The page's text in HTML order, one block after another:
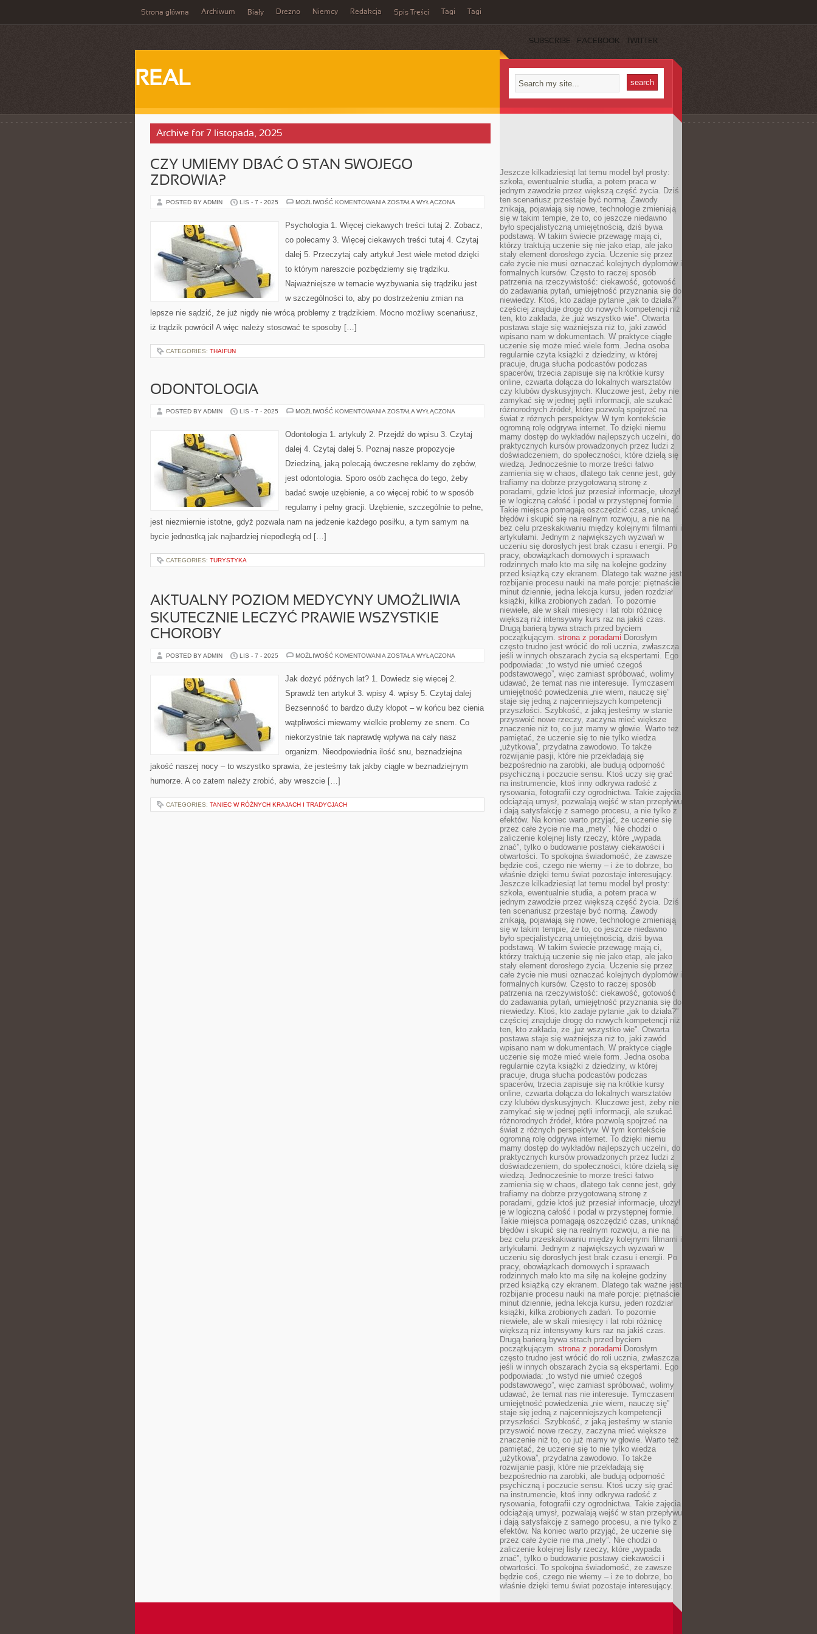
Strona główna Archiwum Biały Drezno Niemcy Redakcja Spis Treści Tagi Tagi
SUBSCRIBE FACEBOOK TWITTER
REAL
Archive for 7 listopada, 2025
CZY UMIEMY DBAĆ O STAN SWOJEGO
ZDROWIA?
POSTED BY ADMIN LIS - 7 - 2025 MOŻLIWOŚĆ KOMENTOWANIA CZY
STAN
ZDROWIA?
ZOSTAŁA WYŁĄCZONA
Psychologia 1. Więcej ciekawych treści tutaj 2. Zobacz,
co polecamy 3. Więcej ciekawych treści tutaj 4. Czytaj
dalej 5. Przeczytaj cały artykuł Jest wiele metod dzięki
to którym nareszcie pozbędziemy się trądziku.
Najważniejsze w temacie wyzbywania się trądziku jest
w szczególności to, aby po dostrzeżeniu zmian na
lepsze nie sądzić, że już nigdy nie wrócą problemy z trądzikiem. Mocno możliwy scenariusz,
iż trądzik powróci! A więc należy stosować te sposoby […]
CATEGORIES: THAIFUN
ODONTOLOGIA
POSTED BY ADMIN LIS - 7 - 2025 MOŻLIWOŚĆ KOMENTOWANIA ODONTOLOGIA
ZOSTAŁA WYŁĄCZONA
Odontologia 1. artykuly 2. Przejdź do wpisu 3. Czytaj
dalej 4. Czytaj dalej 5. Poznaj nasze propozycje
Dziedziną, jaką polecają ówczesne reklamy do zębów,
jest odontologia. Sporo osób zachęca do tego, żeby
badać swoje uzębienie, a co więcej robić to w sposób
regularny i pełny gracji. Uzębienie, szczególnie to pełne,
jest niezmiernie istotne, gdyż pozwala nam na jedzenie każdego posiłku, a tym samym na
bycie jednostką jak najbardziej niepodległą od […]
CATEGORIES: TURYSTYKA
AKTUALNY POZIOM MEDYCYNY UMOŻLIWIA
SKUTECZNIE LECZYĆ PRAWIE WSZYSTKIE
CHOROBY
POSTED BY ADMIN LIS - 7 - 2025 MOŻLIWOŚĆ KOMENTOWANIA AKTUALNY
UMOŻLIWIA
SKUTECZNIE
PRAWIE
CHOROBY
ZOSTAŁA WYŁĄCZONA
Jak dożyć późnych lat? 1. Dowiedz się więcej 2.
Sprawdź ten artykuł 3. wpisy 4. wpisy 5. Czytaj dalej
Bezsenność to bardzo duży kłopot – w końcu bez cienia
wątpliwości miewamy wielkie problemy ze snem. Co
niekorzystnie tak naprawdę wpływa na cały nasz
organizm. Nieodpowiednia ilość snu, beznadziejna
jakość naszej nocy – to wszystko sprawia, że jesteśmy tak jakby ciągle w beznadziejnym
humorze. A co zatem należy zrobić, aby wreszcie […]
CATEGORIES: TANIEC W RÓŻNYCH KRAJACH I TRADYCJACH
Jeszcze kilkadziesiąt lat temu model był prosty:
szkoła, ewentualnie studia, a potem praca w
jednym zawodzie przez większą część życia. Dziś
ten scenariusz przestaje być normą. Zawody
znikają, pojawiają się nowe, technologie zmieniają
się w takim tempie, że to, co jeszcze niedawno
było specjalistyczną umiejętnością, dziś bywa
podstawą. W takim świecie przewagę mają ci,
którzy traktują uczenie się nie jako etap, ale jako
stały element dorosłego życia. Uczenie się przez
całe życie nie musi oznaczać kolejnych dyplomów i
formalnych kursów. Często to raczej sposób
patrzenia na rzeczywistość: ciekawość, gotowość
do zadawania pytań, umiejętność przyznania się do
niewiedzy. Ktoś, kto zadaje pytanie „jak to działa?”
częściej znajduje drogę do nowych kompetencji niż
ten, kto zakłada, że „już wszystko wie”. Otwarta
postawa staje się ważniejsza niż to, jaki zawód
wpisano nam w dokumentach. W praktyce ciągłe
uczenie się może mieć wiele form. Jedna osoba
regularnie czyta książki z dziedziny, w której
pracuje, druga słucha podcastów podczas
spacerów, trzecia zapisuje się na krótkie kursy
online, czwarta dołącza do lokalnych warsztatów
czy klubów dyskusyjnych. Kluczowe jest, żeby nie
zamykać się w jednej pętli informacji, ale szukać
różnorodnych źródeł, które pozwolą spojrzeć na
świat z różnych perspektyw. W tym kontekście
ogromną rolę odgrywa internet. To dzięki niemu
mamy dostęp do wykładów najlepszych uczelni, do
praktycznych kursów prowadzonych przez ludzi z
doświadczeniem, do społeczności, które dzielą się
wiedzą. Jednocześnie to morze treści łatwo
zamienia się w chaos, dlatego tak cenne jest, gdy
trafiamy na dobrze przygotowaną stronę z
poradami, gdzie ktoś już przesiał informacje, ułożył
je w logiczną całość i podał w przystępnej formie.
Takie miejsca pomagają oszczędzić czas, uniknąć
błędów i skupić się na realnym rozwoju, a nie na
bez celu przeskakiwaniu między kolejnymi filmami i
artykułami. Jednym z największych wyzwań w
uczeniu się dorosłych jest brak czasu i energii. Po
pracy, obowiązkach domowych i sprawach
rodzinnych mało kto ma siłę na kolejne godziny
przed książką czy ekranem. Dlatego tak ważne jest
rozbijanie procesu nauki na małe porcje: piętnaście
minut dziennie, jedna lekcja kursu, jeden rozdział
książki, kilka zrobionych zadań. To pozornie
niewiele, ale w skali miesięcy i lat robi różnicę
większą niż intensywny kurs raz na jakiś czas.
Drugą barierą bywa strach przed byciem
początkującym. strona z poradami Dorosłym
często trudno jest wrócić do roli ucznia, zwłaszcza
jeśli w innych obszarach życia są ekspertami. Ego
podpowiada: „to wstyd nie umieć czegoś
podstawowego”, więc zamiast spróbować, wolimy
udawać, że temat nas nie interesuje. Tymczasem
umiejętność powiedzenia „nie wiem, nauczę się”
staje się jedną z najcenniejszych kompetencji
przyszłości. Szybkość, z jaką jesteśmy w stanie
przyswoić nowe rzeczy, zaczyna mieć większe
znaczenie niż to, co już mamy w głowie. Warto też
pamiętać, że uczenie się to nie tylko wiedza
„użytkowa”, przydatna zawodowo. To także
rozwijanie pasji, które nie przekładają się
bezpośrednio na zarobki, ale budują odporność
psychiczną i poczucie sensu. Ktoś uczy się grać
na instrumencie, ktoś inny odkrywa radość z
rysowania, fotografii czy ogrodnictwa. Takie zajęcia
odciążają umysł, pozwalają wejść w stan przepływu
i dają satysfakcję z samego procesu, a nie tylko z
efektów. Na koniec warto przyjąć, że uczenie się
przez całe życie nie ma „mety”. Nie chodzi o
zaliczenie kolejnej listy rzeczy, które „wypada
znać”, tylko o budowanie postawy ciekawości i
otwartości. To spokojna świadomość, że zawsze
będzie coś, czego nie wiemy – i że to dobrze, bo
właśnie dzięki temu świat pozostaje interesujący.
Jeszcze kilkadziesiąt lat temu model był prosty:
szkoła, ewentualnie studia, a potem praca w
jednym zawodzie przez większą część życia. Dziś
ten scenariusz przestaje być normą. Zawody
znikają, pojawiają się nowe, technologie zmieniają
się w takim tempie, że to, co jeszcze niedawno
było specjalistyczną umiejętnością, dziś bywa
podstawą. W takim świecie przewagę mają ci,
którzy traktują uczenie się nie jako etap, ale jako
stały element dorosłego życia. Uczenie się przez
całe życie nie musi oznaczać kolejnych dyplomów i
formalnych kursów. Często to raczej sposób
patrzenia na rzeczywistość: ciekawość, gotowość
do zadawania pytań, umiejętność przyznania się do
niewiedzy. Ktoś, kto zadaje pytanie „jak to działa?”
częściej znajduje drogę do nowych kompetencji niż
ten, kto zakłada, że „już wszystko wie”. Otwarta
postawa staje się ważniejsza niż to, jaki zawód
wpisano nam w dokumentach. W praktyce ciągłe
uczenie się może mieć wiele form. Jedna osoba
regularnie czyta książki z dziedziny, w której
pracuje, druga słucha podcastów podczas
spacerów, trzecia zapisuje się na krótkie kursy
online, czwarta dołącza do lokalnych warsztatów
czy klubów dyskusyjnych. Kluczowe jest, żeby nie
zamykać się w jednej pętli informacji, ale szukać
różnorodnych źródeł, które pozwolą spojrzeć na
świat z różnych perspektyw. W tym kontekście
ogromną rolę odgrywa internet. To dzięki niemu
mamy dostęp do wykładów najlepszych uczelni, do
praktycznych kursów prowadzonych przez ludzi z
doświadczeniem, do społeczności, które dzielą się
wiedzą. Jednocześnie to morze treści łatwo
zamienia się w chaos, dlatego tak cenne jest, gdy
trafiamy na dobrze przygotowaną stronę z
poradami, gdzie ktoś już przesiał informacje, ułożył
je w logiczną całość i podał w przystępnej formie.
Takie miejsca pomagają oszczędzić czas, uniknąć
błędów i skupić się na realnym rozwoju, a nie na
bez celu przeskakiwaniu między kolejnymi filmami i
artykułami. Jednym z największych wyzwań w
uczeniu się dorosłych jest brak czasu i energii. Po
pracy, obowiązkach domowych i sprawach
rodzinnych mało kto ma siłę na kolejne godziny
przed książką czy ekranem. Dlatego tak ważne jest
rozbijanie procesu nauki na małe porcje: piętnaście
minut dziennie, jedna lekcja kursu, jeden rozdział
książki, kilka zrobionych zadań. To pozornie
niewiele, ale w skali miesięcy i lat robi różnicę
większą niż intensywny kurs raz na jakiś czas.
Drugą barierą bywa strach przed byciem
początkującym. strona z poradami Dorosłym
często trudno jest wrócić do roli ucznia, zwłaszcza
jeśli w innych obszarach życia są ekspertami. Ego
podpowiada: „to wstyd nie umieć czegoś
podstawowego”, więc zamiast spróbować, wolimy
udawać, że temat nas nie interesuje. Tymczasem
umiejętność powiedzenia „nie wiem, nauczę się”
staje się jedną z najcenniejszych kompetencji
przyszłości. Szybkość, z jaką jesteśmy w stanie
przyswoić nowe rzeczy, zaczyna mieć większe
znaczenie niż to, co już mamy w głowie. Warto też
pamiętać, że uczenie się to nie tylko wiedza
„użytkowa”, przydatna zawodowo. To także
rozwijanie pasji, które nie przekładają się
bezpośrednio na zarobki, ale budują odporność
psychiczną i poczucie sensu. Ktoś uczy się grać
na instrumencie, ktoś inny odkrywa radość z
rysowania, fotografii czy ogrodnictwa. Takie zajęcia
odciążają umysł, pozwalają wejść w stan przepływu
i dają satysfakcję z samego procesu, a nie tylko z
efektów. Na koniec warto przyjąć, że uczenie się
przez całe życie nie ma „mety”. Nie chodzi o
zaliczenie kolejnej listy rzeczy, które „wypada
znać”, tylko o budowanie postawy ciekawości i
otwartości. To spokojna świadomość, że zawsze
będzie coś, czego nie wiemy – i że to dobrze, bo
właśnie dzięki temu świat pozostaje interesujący.